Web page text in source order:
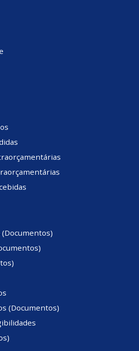
(Documentos)
(Documentos)